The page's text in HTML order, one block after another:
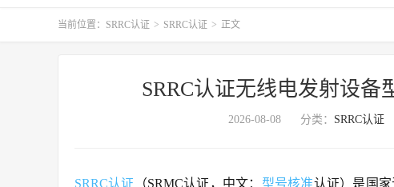
当前位置： SRRC认证 > SRRC认证 > 正文
SRRC认证无线电发射设备
2026-08-08 分类： SRRC认证
SRRC认证 （SRMC认证，中文： 型号核准认证）是国家